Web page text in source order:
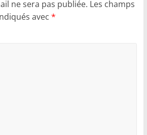
ne sera pas publiée. Les champs
avec *